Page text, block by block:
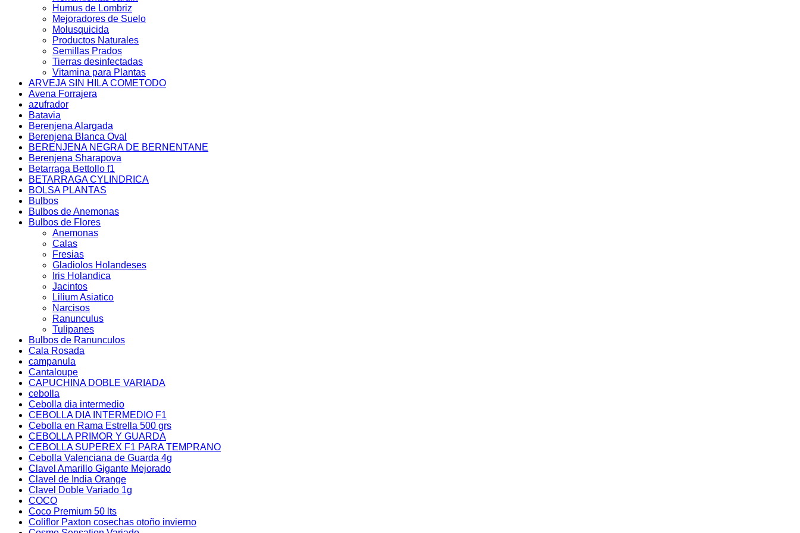
Humus de Lombriz
Mejoradores de Suelo
Molusquicida
Productos Naturales
Semillas Prados
Tierras desinfectadas
Vitamina para Plantas
ARVEJA SIN HILA COMETODO
Avena Forrajera
azufrador
Batavia
Berenjena Alargada
Berenjena Blanca Oval
BERENJENA NEGRA DE BERNENTANE
Berenjena Sharapova
Betarraga Bettollo f1
BETARRAGA CYLINDRICA
BOLSA PLANTAS
Bulbos
Bulbos de Anemonas
Bulbos de Flores
Anemonas
Calas
Fresias
Gladiolos Holandeses
Iris Holandica
Jacintos
Lilium Asiatico
Narcisos
Ranunculus
Tulipanes
Bulbos de Ranunculos
Cala Rosada
campanula
Cantaloupe
CAPUCHINA DOBLE VARIADA
cebolla
Cebolla dia intermedio
CEBOLLA DIA INTERMEDIO F1
Cebolla en Rama Estrella 500 grs
CEBOLLA PRIMOR Y GUARDA
CEBOLLA SUPEREX F1 PARA TEMPRANO
Cebolla Valenciana de Guarda 4g
Clavel Amarillo Gigante Mejorado
Clavel de India Orange
Clavel Doble Variado 1g
COCO
Coco Premium 50 lts
Coliflor Paxton cosechas otoño invierno